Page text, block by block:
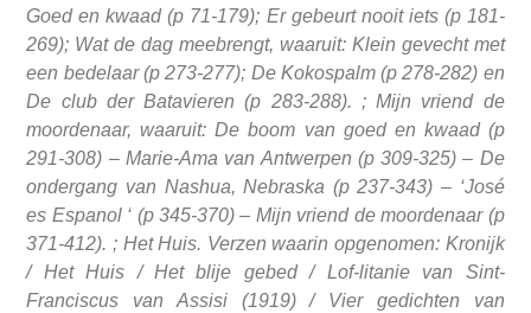
Goed en kwaad (p 71-179); Er gebeurt nooit iets (p 181-
269); Wat de dag meebrengt, waaruit: Klein gevecht met
een bedelaar (p 273-277); De Kokospalm (p 278-282) en
De club der Batavieren (p 283-288). ; Mijn vriend de
moordenaar, waaruit: De boom van goed en kwaad (p
291-308) – Marie-Ama van Antwerpen (p 309-325) – De
ondergang van Nashua, Nebraska (p 237-343) – ‘José
es Espanol ‘ (p 345-370) – Mijn vriend de moordenaar (p
371-412). ; Het Huis. Verzen waarin opgenomen: Kronijk
/ Het Huis / Het blije gebed / Lof-litanie van Sint-
Franciscus van Assisi (1919) / Vier gedichten van